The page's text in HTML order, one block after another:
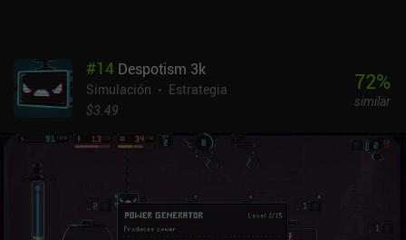
poco superando el juego suficientes veces. Rebel Inc. es esencial
para cualquiera que disfrute con los juegos estratégicos o
políticos.
#14 Despotism 3k
Simulación
Estrategia
$3.49
72%
similar